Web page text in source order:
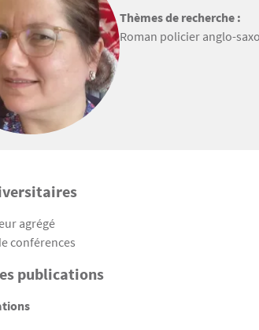
Thèmes de recherche :
Roman policier anglo-
agrégé
conférences
publications